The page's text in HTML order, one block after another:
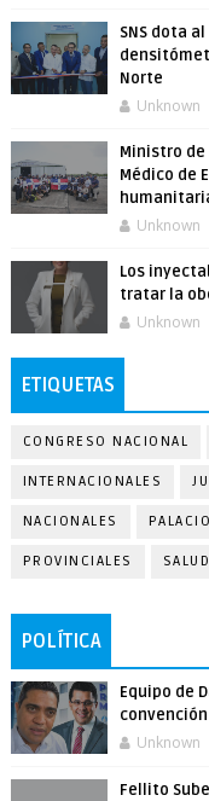
SNS dota
Norte
Unknown
Ministro
Médico de
Unknown
Los
tratar la
Unknown
ETIQUETAS
CONGRESO NACIONAL
INTERNACIONALES
NACIONALES
PROVINCIALES SALUD
POLÍTICA
Equipo de
convención
Unknown
Fellito